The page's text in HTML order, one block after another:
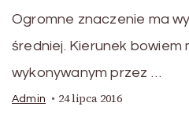
Ogromne znaczenie ma
średniej. Kierunek bowiem
wykonywanym przez …
Admin 24 lipca 2016